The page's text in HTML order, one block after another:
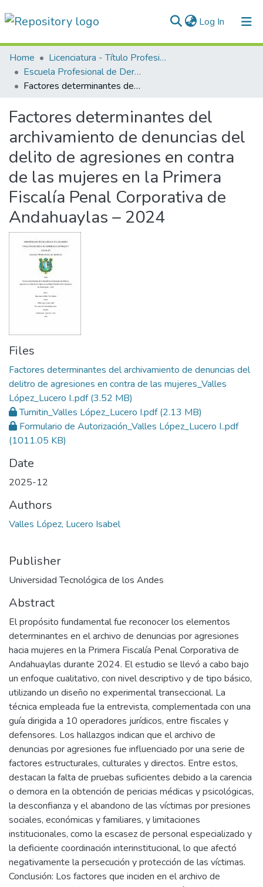
Log In (current)
Communities & Collections
All of DSpace
Normativas
Home
Licenciatura - Título Profesional
Escuela Profesional de Derecho
Factores determinantes del archivamiento de denuncias del delito de agresiones en contra de las mujeres en la Primera Fiscalía Penal Corporativa de Andahuaylas – 2024
Factores determinantes del
archivamiento de denuncias del
delito de agresiones en contra
de las mujeres en la Primera
Fiscalía Penal Corporativa de
Andahuaylas – 2024
Files
Factores determinantes del archivamiento de denuncias del
delitro de agresiones en contra de las mujeres_Valles
López_Lucero I..pdf(3.52 MB)
Turnitin_Valles López_Lucero I.pdf(2.13 MB)
Formulario de Autorización_Valles López_Lucero I..pdf
(1011.05 KB)
Date
2025-12
Authors
Valles López, Lucero Isabel
Publisher
Universidad Tecnológica de los Andes
Abstract
El propósito fundamental fue reconocer los elementos
determinantes en el archivo de denuncias por agresiones
hacia mujeres en la Primera Fiscalía Penal Corporativa de
Andahuaylas durante 2024. El estudio se llevó a cabo bajo
un enfoque cualitativo, con nivel descriptivo y de tipo básico,
utilizando un diseño no experimental transeccional. La
técnica empleada fue la entrevista, complementada con una
guía dirigida a 10 operadores jurídicos, entre fiscales y
defensores. Los hallazgos indican que el archivo de
denuncias por agresiones fue influenciado por una serie de
factores estructurales, culturales y directos. Entre estos,
destacan la falta de pruebas suficientes debido a la carencia
o demora en la obtención de pericias médicas y psicológicas,
la desconfianza y el abandono de las víctimas por presiones
sociales, económicas y familiares, y limitaciones
institucionales, como la escasez de personal especializado y
la deficiente coordinación interinstitucional, lo que afectó
negativamente la persecución y protección de las víctimas.
Conclusión: Los factores que inciden en el archivo de